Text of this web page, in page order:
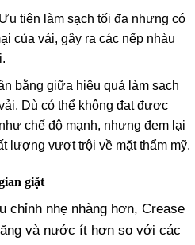
tiên làm sạch tối đa nhưng có
của vải, gây ra các nếp nhàu
bằng giữa hiệu quả làm sạch
Dù có thể không đạt được
chế độ mạnh, nhưng đem lại
lượng vượt trội về mặt thẩm mỹ.
giặt
chỉnh nhẹ nhàng hơn, Crease
và nước ít hơn so với các